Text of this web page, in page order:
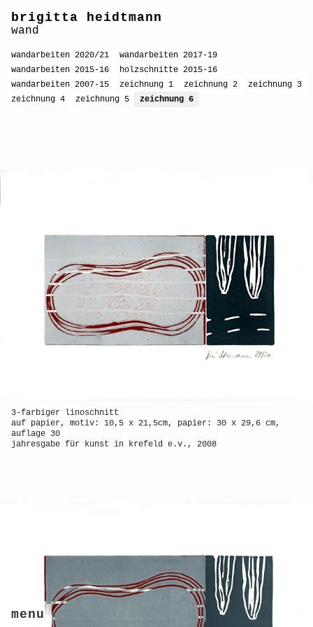
brigitta heidtmann
wand
wandarbeiten 2020/21
wandarbeiten 2017-19
wandarbeiten 2015-16
holzschnitte 2015-16
wandarbeiten 2007-15
zeichnung 1 zeichnung 2
zeichnung 3
zeichnung 4
zeichnung 5 zeichnung 6
3-farbiger linoschnitt
auf papier, motiv: 10,5 x 21,5cm, papier: 30 x 29,6 cm,
auflage 30
jahresgabe für kunst in krefeld e.v., 2008
menu